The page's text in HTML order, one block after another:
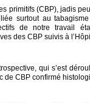
primitifs (CBP), jadis
surtout au
de notre travail
des CBP suivis à
qui s’est
de CBP confirmé